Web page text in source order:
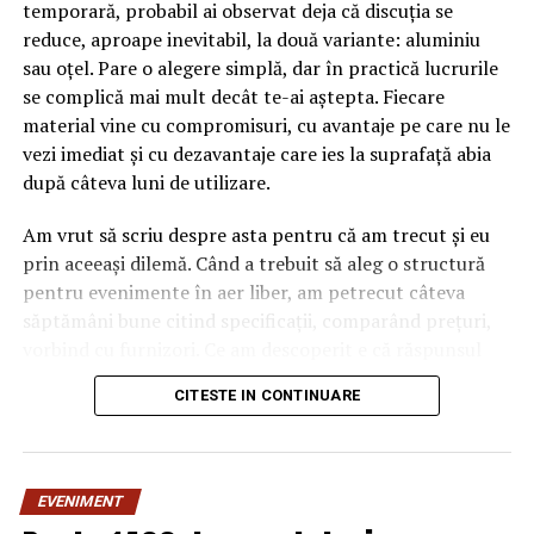
temporară, probabil ai observat deja că discuția se
reduce, aproape inevitabil, la două variante: aluminiu
sau oțel. Pare o alegere simplă, dar în practică lucrurile
se complică mai mult decât te-ai aștepta. Fiecare
material vine cu compromisuri, cu avantaje pe care nu le
vezi imediat și cu dezavantaje care ies la suprafață abia
după câteva luni de utilizare.
Am vrut să scriu despre asta pentru că am trecut și eu
prin aceeași dilemă. Când a trebuit să aleg o structură
pentru evenimente în aer liber, am petrecut câteva
săptămâni bune citind specificații, comparând prețuri,
„corect” depinde mult de context, de cât de des muți
pavilionul și de ce condiții meteo ai de înfruntat.
materialului mai mult decât
CITESTE IN CONTINUARE
EVENIMENT